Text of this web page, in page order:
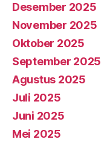
Desember 2025
November 2025
Oktober 2025
September 2025
Agustus 2025
Juli 2025
Juni 2025
Mei 2025